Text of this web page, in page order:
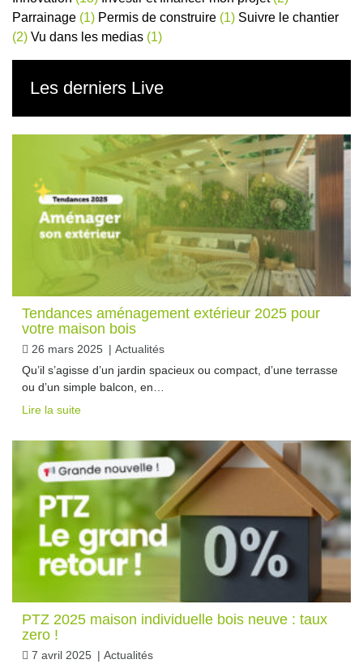
Parrainage (1) Permis de construire (1) Suivre le chantier
(2) Vu dans les medias (1)
Les derniers Live
Tendances aménagement extérieur 2025 pour
votre maison bois
26 mars 2025 | Actualités
Qu’il s’agisse d’un jardin spacieux ou compact, d’une terrasse
ou d’un simple balcon, en…
Lire la suite
PTZ 2025 maison individuelle bois neuve : taux
zero !
7 avril 2025 | Actualités